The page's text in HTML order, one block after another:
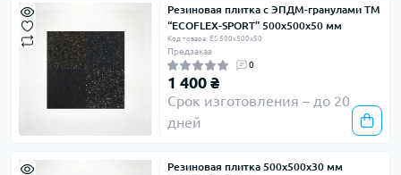
Резиновая плитка с ЭПДМ-гранулами ТМ
“ECOFLEX-SPORT” 500х500х50 мм
Код товара: ES 500х500х50
Предзаказ
0
1 400 ₴
Срок изготовления – до 20
дней
Резиновая плитка 500х500х30 мм